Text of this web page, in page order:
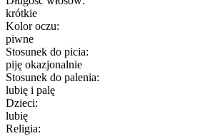
krótkie
Kolor oczu:
piwne
Stosunek do picia:
piję okazjonalnie
Stosunek do palenia:
lubię i palę
Dzieci:
lubię
Religia: